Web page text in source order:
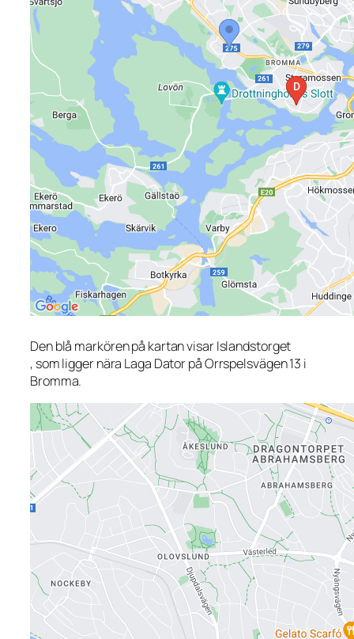
Den blå markören på kartan visar Islandstorget
, som ligger nära Laga Dator på Orrspelsvägen 13 i
Bromma.